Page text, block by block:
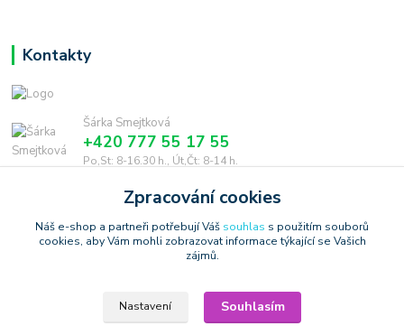
Kontakty
Šárka Smejtková
+420 777 55 17 55
Po,St: 8-16.30 h., Út,Čt: 8-14 h.
smejtkova@trigonmedia.cz
Copyright © 2006-2025 TrigonShop.cz - bez souhlasu nelze používat
Zpracování cookies
Náš e-shop a partneři potřebují Váš souhlas s použitím souborů
cookies, aby Vám mohli zobrazovat informace týkající se Vašich
zájmů.
Nastavení Souhlasím